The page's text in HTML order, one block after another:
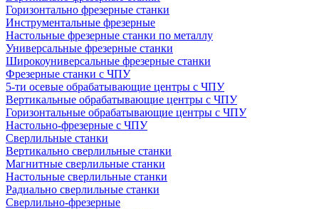
Горизонтально фрезерные станки
Инструментальные фрезерные
Настольные фрезерные станки по металлу
Универсальные фрезерные станки
Широкоуниверсальные фрезерные станки
Фрезерные станки с ЧПУ
5-ти осевые обрабатывающие центры с ЧПУ
Вертикальные обрабатывающие центры с ЧПУ
Горизонтальные обрабатывающие центры с ЧПУ
Настольно-фрезерные с ЧПУ
Сверлильные станки
Вертикально сверлильные станки
Магнитные сверлильные станки
Настольные сверлильные станки
Радиально сверлильные станки
Сверлильно-фрезерные